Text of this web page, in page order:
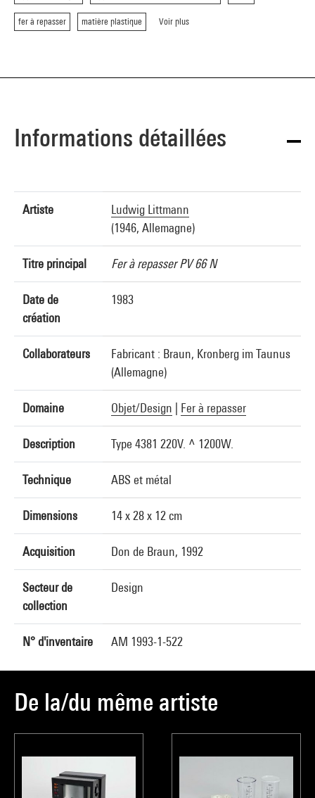
fer à repasser matière plastique Voir plus
Informations détaillées
Artiste
Ludwig Littmann
(1946, Allemagne)
Titre principal Fer à repasser PV 66 N
Date de
création
1983
Collaborateurs
Fabricant : Braun, Kronberg im Taunus
(Allemagne)
Domaine Objet/Design Fer à repasser
Description Type 4381 220V. ~ 1200W.
Technique ABS et métal
Dimensions 14 x 28 x 12 cm
Acquisition Don de Braun, 1992
Secteur de
collection
Design
N° d'inventaire AM 1993-1-522
De la/du même artiste